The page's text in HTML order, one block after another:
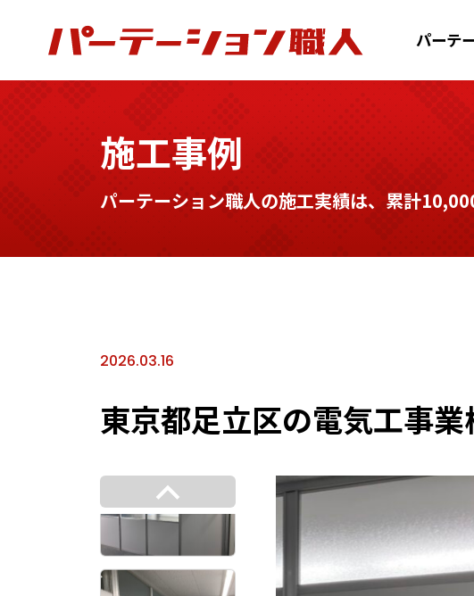
パーテ
施工事例
パーテーション職人の施工実績は、累計
2026.03.16
東京都足立区の電気工事